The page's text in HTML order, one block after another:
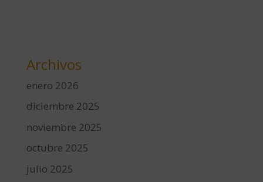
Archivos
enero 2026
diciembre 2025
noviembre 2025
octubre 2025
julio 2025